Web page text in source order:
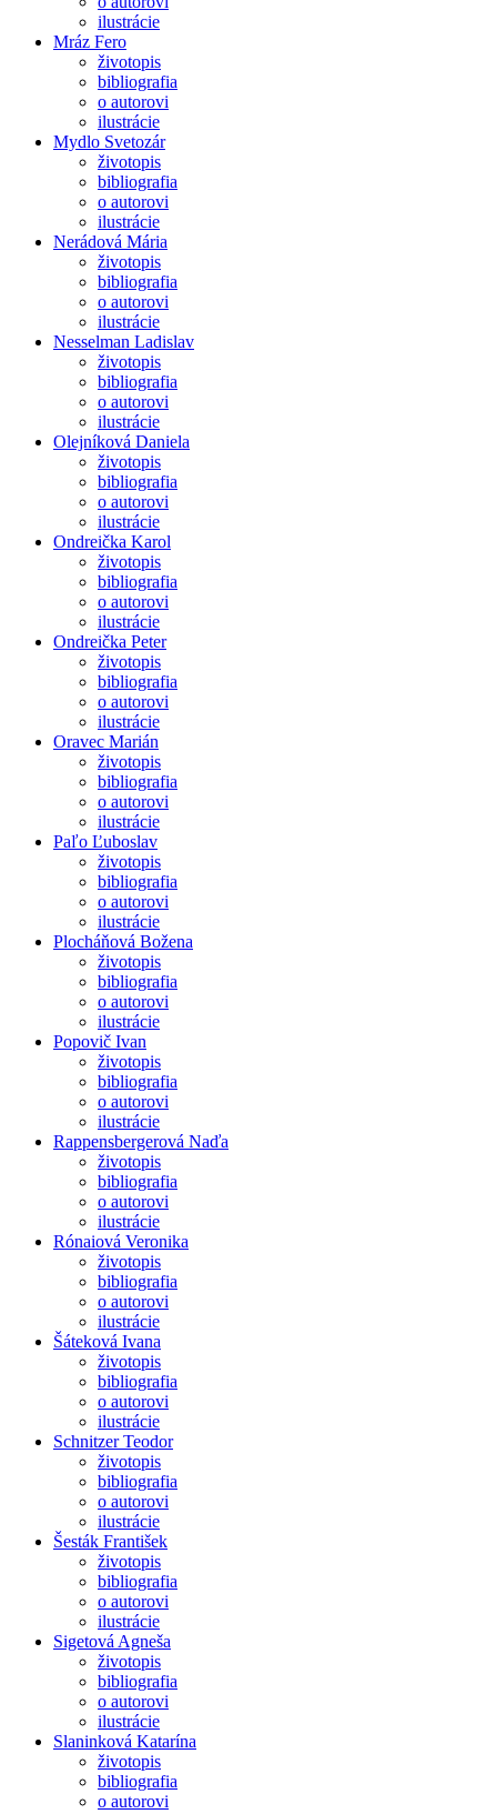
ilustrácie
Mráz Fero
životopis
bibliografia
o autorovi
ilustrácie
Mydlo Svetozár
životopis
bibliografia
o autorovi
ilustrácie
Nerádová Mária
životopis
bibliografia
o autorovi
ilustrácie
Nesselman Ladislav
životopis
bibliografia
o autorovi
ilustrácie
Olejníková Daniela
životopis
bibliografia
o autorovi
ilustrácie
Ondreička Karol
životopis
bibliografia
o autorovi
ilustrácie
Ondreička Peter
životopis
bibliografia
o autorovi
ilustrácie
Oravec Marián
životopis
bibliografia
o autorovi
ilustrácie
Paľo Ľuboslav
životopis
bibliografia
o autorovi
ilustrácie
Plocháňová Božena
životopis
bibliografia
o autorovi
ilustrácie
Popovič Ivan
životopis
bibliografia
o autorovi
ilustrácie
Rappensbergerová Naďa
životopis
bibliografia
o autorovi
ilustrácie
Rónaiová Veronika
životopis
bibliografia
o autorovi
ilustrácie
Šáteková Ivana
životopis
bibliografia
o autorovi
ilustrácie
Schnitzer Teodor
životopis
bibliografia
o autorovi
ilustrácie
Šesták František
životopis
bibliografia
o autorovi
ilustrácie
Sigetová Agneša
životopis
bibliografia
o autorovi
ilustrácie
Slaninková Katarína
životopis
bibliografia
o autorovi